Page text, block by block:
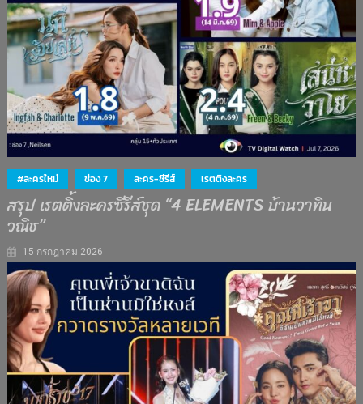
#ละครใหม่ ช่อง 7 ละคร-ซีรีส์ เรตติงละคร
สรุป เรตติ้งละครซีรีส์ชุด “4 ELEMENTS บ้านวาทิน
วณิช”
15 กรกฎาคม 2026